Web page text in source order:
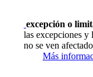
excepción o
las excepciones y
no se ven
Más